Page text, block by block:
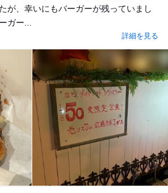
が、幸いにもバーガーが残っていまし
ガー...
詳細を見る